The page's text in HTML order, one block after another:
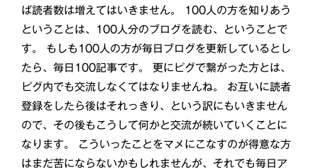
ば読者数は増えてはいきません。 100人の方を知りあう
ということは、100人分のブログを読む、ということで
す。 もしも100人の方が毎日ブログを更新しているとし
たら、毎日100記事です。 更にピグで繋がった方とは、
ピグ内でも交流しなくてはなりませんね。 お互いに読者
登録をしたら後はそれっきり、という訳にもいきません
ので、その後もこうして何かと交流が続いていくことに
なります。 こういったことをマメにこなすのが得意な方
はまだ苦にならないかもしれませんが、それでも毎日ア